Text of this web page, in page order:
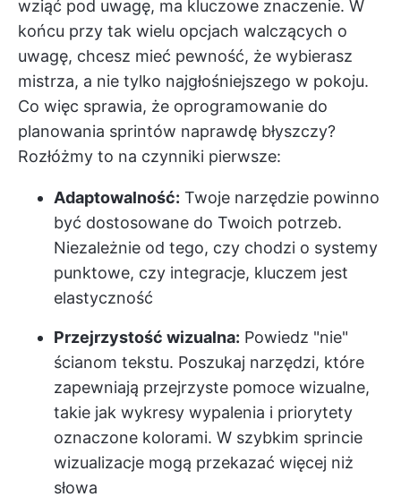
wziąć pod uwagę, ma kluczowe znaczenie. W
końcu przy tak wielu opcjach walczących o
uwagę, chcesz mieć pewność, że wybierasz
mistrza, a nie tylko najgłośniejszego w pokoju.
Co więc sprawia, że oprogramowanie do
planowania sprintów naprawdę błyszczy?
Rozłóżmy to na czynniki pierwsze:
Adaptowalność: Twoje narzędzie powinno
być dostosowane do Twoich potrzeb.
Niezależnie od tego, czy chodzi o systemy
punktowe, czy integracje, kluczem jest
elastyczność
Przejrzystość wizualna: Powiedz "nie"
ścianom tekstu. Poszukaj narzędzi, które
zapewniają przejrzyste pomoce wizualne,
takie jak wykresy wypalenia i priorytety
oznaczone kolorami. W szybkim sprincie
wizualizacje mogą przekazać więcej niż
słowa